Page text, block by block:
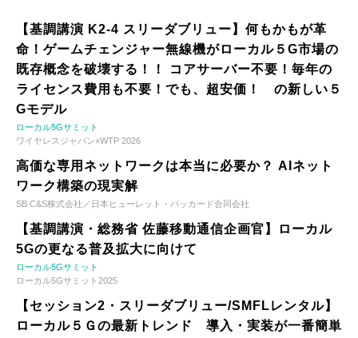
【基調講演 K2-4 スリーダブリュー】何もかもが革
命！ゲームチェンジャー無線機がローカル５G市場の
既存概念を破壊する！！ コアサーバー不要！毎年の
ライセンス費用も不要！でも、超安価！ の新しい５
Gモデル
ローカル5Gサミット
ワイヤレスジャパン×WTP 2026
高価な専用ネットワークは本当に必要か？ AIネット
ワーク構築の現実解
SB C&S株式会社／日本ヒューレット・パッカード合同会社
【基調講演・総務省 佐藤移動通信企画官】ローカル
5Gの更なる普及拡大に向けて
ローカル5Gサミット
ローカル5Gサミット2025
【セッション2・スリーダブリュー/SMFLレンタル】
ローカル５Ｇの最新トレンド 導入・実装が一番簡単